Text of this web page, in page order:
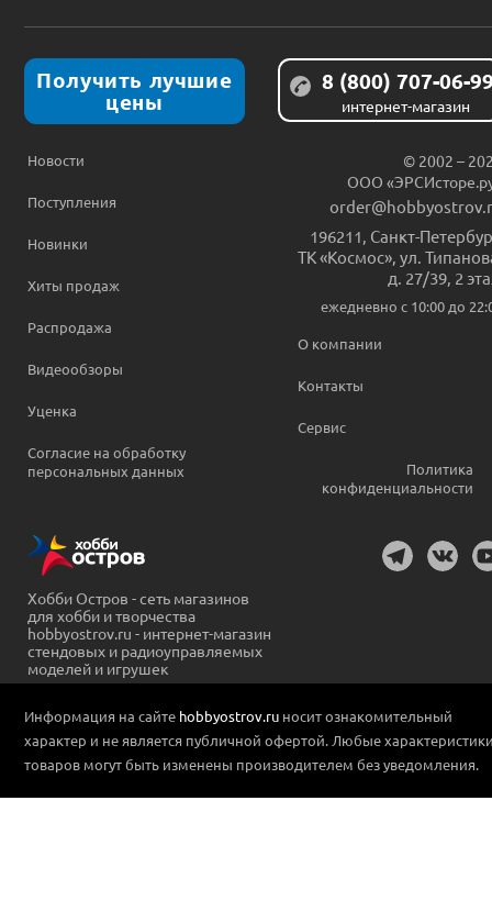
Получить лучшие
цены
8 (800) 707-06-
интернет-магазин
Новости
Поступления
Новинки
Хиты продаж
Распродажа
Видеообзоры
Уценка
Согласие на обработку
персональных данных
© 2002 –
ООО
196211 Санкт-
ТК «Космос», ул.
д. 27/39, 2
ежедневно c 10:00 до
О компании
Контакты
Сервис
Политика
конфиденциальности
Хобби Остров - сеть магазинов
для хобби и творчества
hobbyostrov.ru - интернет-магазин
стендовых и радиоуправляемых
моделей и игрушек
Информация на сайте hobbyostrov.ru носит ознакомительный
характер и не является публичной офертой. Любые
товаров могут быть изменены производителем без уведомления.